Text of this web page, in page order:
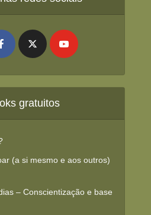
gratuitos
(a si mesmo e aos outros)
– Conscientização e base